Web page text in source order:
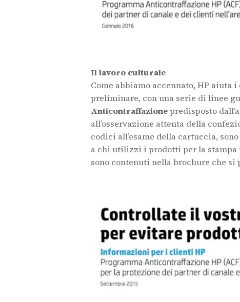
Il lavoro culturale
Come abbiamo accennato, HP
preliminare, con una serie di linee
Anticontraffazionepredisposto
all’osservazione attenta della
codici all’esame della cartuccia,
a chi utilizzi i prodotti per la
sono contenuti nella brochure che si